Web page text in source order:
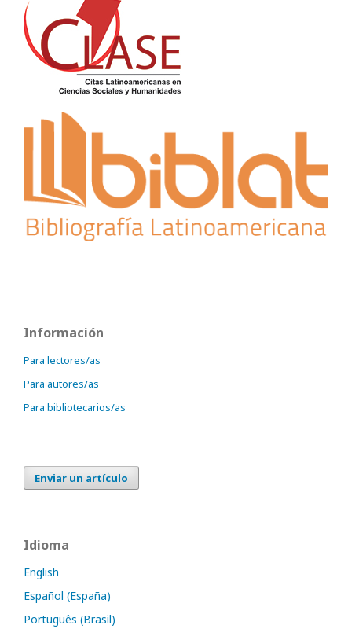
Información
Para lectores/as
Para autores/as
Para bibliotecarios/as
Enviar un artículo
Idioma
English
Español (España)
Português (Brasil)